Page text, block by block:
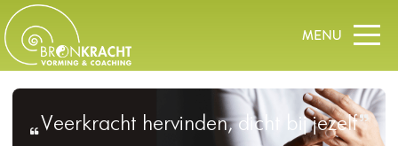
Veerkracht hervinden, dicht bij jezelf